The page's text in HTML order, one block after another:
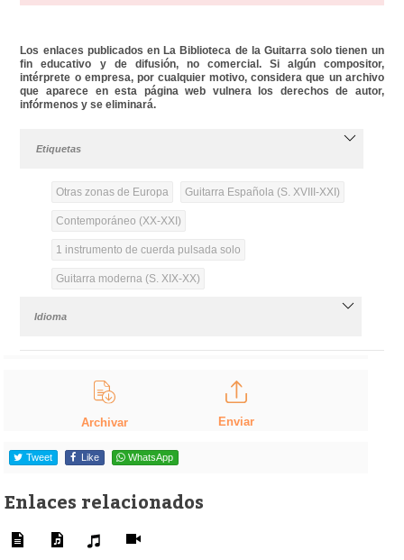
Los enlaces publicados en La Biblioteca de la Guitarra solo tienen un
fin educativo y de difusión, no comercial. Si algún compositor,
intérprete o empresa, por cualquier motivo, considera que un archivo
que aparece en esta página web vulnera los derechos de autor,
infórmenos y se eliminará.
Etiquetas
Otras zonas de Europa Guitarra Española (S. XVIII-XXI)
Contemporáneo (XX-XXI)
1 instrumento de cuerda pulsada solo
Guitarra moderna (S. XIX-XX)
Idioma
Archivar Enviar
Tweet Like WhatsApp
Enlaces relacionados